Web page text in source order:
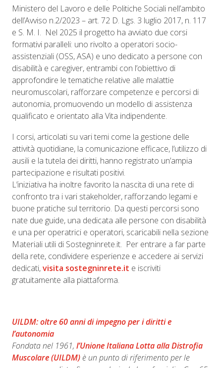
Ministero del Lavoro e delle Politiche Sociali nell’ambito
dell’Avviso n.2/2023 – art. 72 D. Lgs. 3 luglio 2017, n. 117
e S. M. I. Nel 2025 il progetto ha avviato due corsi
formativi paralleli: uno rivolto a operatori socio-
assistenziali (OSS, ASA) e uno dedicato a persone con
disabilità e caregiver, entrambi con l’obiettivo di
approfondire le tematiche relative alle malattie
neuromuscolari, rafforzare competenze e percorsi di
autonomia, promuovendo un modello di assistenza
qualificato e orientato alla Vita indipendente.
I corsi, articolati su vari temi come la gestione delle
attività quotidiane, la comunicazione efficace, l’utilizzo di
ausili e la tutela dei diritti, hanno registrato un’ampia
partecipazione e risultati positivi.
L’iniziativa ha inoltre favorito la nascita di una rete di
confronto tra i vari stakeholder, rafforzando legami e
buone pratiche sul territorio. Da questi percorsi sono
nate due guide, una dedicata alle persone con disabilità
e una per operatrici e operatori, scaricabili nella sezione
Materiali utili di Sostegninrete.it. Per entrare a far parte
della rete, condividere esperienze e accedere ai servizi
dedicati,visita sostegninrete.it e iscriviti
gratuitamente alla piattaforma.
UILDM: oltre 60 anni di impegno per i diritti e
l’autonomia
Fondata nel 1961, l’Unione Italiana Lotta alla Distrofia
Muscolare (UILDM) è un punto di riferimento per le